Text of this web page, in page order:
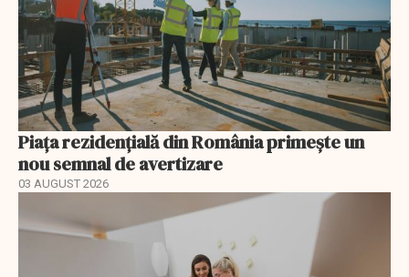
Piața rezidențială din România primește un
nou semnal de avertizare
03 AUGUST 2026